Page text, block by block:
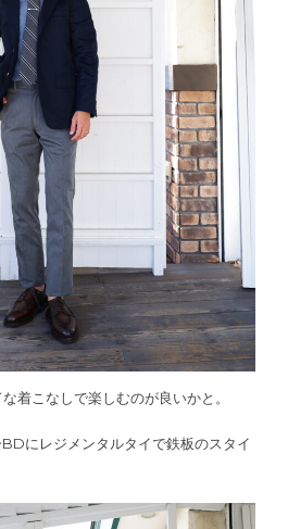
着こなしで楽しむのが良いかと。
にレジメンタルタイで鉄板のスタイ